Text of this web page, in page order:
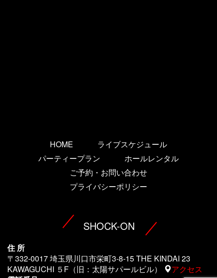
HOME
ライブスケジュール
パーティープラン
ホールレンタル
ご予約・お問い合わせ
プライバシーポリシー
SHOCK-ON
住 所
〒332-0017 埼玉県川口市栄町3-8-15 THE KINDAI 23
KAWAGUCHI ５F（旧：太陽サパールビル）
アクセス